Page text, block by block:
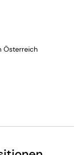
Österreich